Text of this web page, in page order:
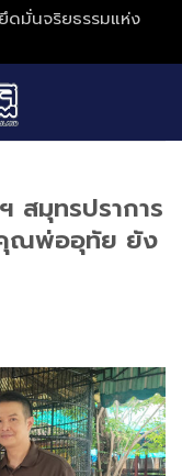
มั่นจริยธรรมแห่ง
สมุทรปราการ
ณพ่ออุทัย ยัง